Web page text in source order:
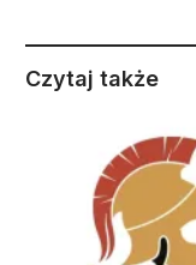
Czytaj także